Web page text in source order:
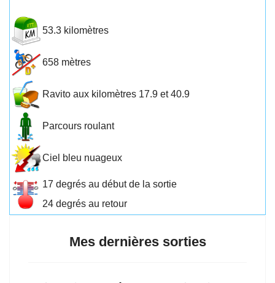
53.3 kilomètres
658 mètres
Ravito aux kilomètres 17.9 et 40.9
Parcours roulant
Ciel bleu nuageux
17 degrés au début de la sortie
24 degrés au retour
Mes dernières sorties